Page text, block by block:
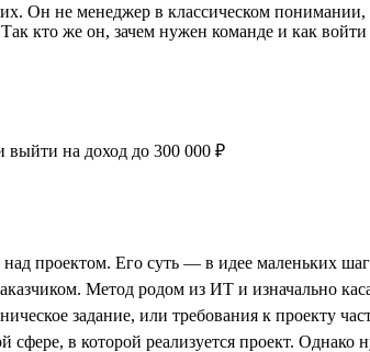
Он не менеджер в классическом
кто же он, зачем нужен команде и как
проектом. Его суть — в идее маленьких
Метод родом из ИТ и изначально
задание, или требования к проекту
сфере, в которой реализуется проект. Однако